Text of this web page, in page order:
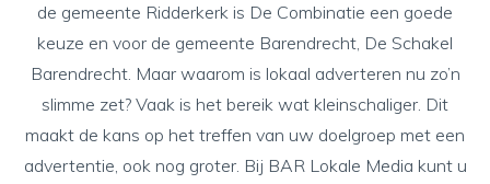
de gemeente Ridderkerk is De Combinatie een goede
keuze en voor de gemeente Barendrecht, De Schakel
Barendrecht. Maar waarom is lokaal adverteren nu zo’n
slimme zet? Vaak is het bereik wat kleinschaliger. Dit
maakt de kans op het treffen van uw doelgroep met een
advertentie, ook nog groter. Bij BAR Lokale Media kunt u